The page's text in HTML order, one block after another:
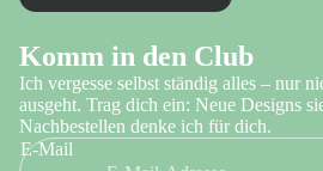
Komm in den Club
Ich vergesse selbst ständig alles – nur
ausgeht. Trag dich ein: Neue Designs
Nachbestellen denke ich für dich.
E-Mail
Impressum
AGB
Widerrufsrecht
Kontaktinformationen